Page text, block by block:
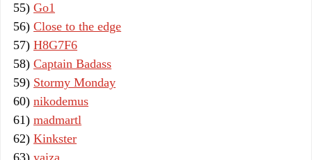
55) Go1
56) Close to the edge
57) H8G7F6
58) Captain Badass
59) Stormy Monday
60) nikodemus
61) madmartl
62) Kinkster
63) yaiza